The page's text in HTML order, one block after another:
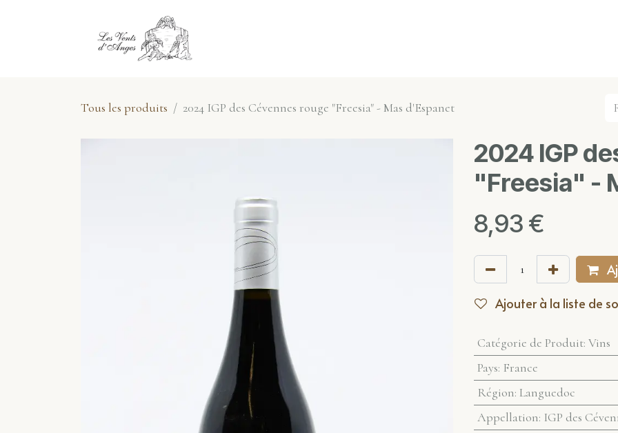
Tous les produits 2024 IGP des Cévennes rouge "Freesia" - Mas d'Espanet
2024 IGP
"Freesia" -
8,93 €
Ajouter à la liste de
Catégorie de Produit: Vins
Pays: France
Région: Languedoc
Appellation: IGP des